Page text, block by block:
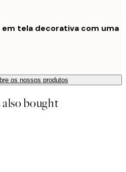
tela decorativa com uma
os nossos produtos
bought